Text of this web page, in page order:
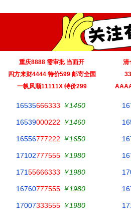
重庆8888 需审批 当面开
清
‌四方来财4444 特价599 邮寄全国
一帆风顺11111X 特价299
16535666333 ￥1460
16539000222 ￥1460
16556777222 ￥1650
17102777555 ￥1980
17155666333 ￥1980
16760777555 ￥1980
17007333555 ￥1980